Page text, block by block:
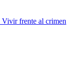
Vivir frente al crimen